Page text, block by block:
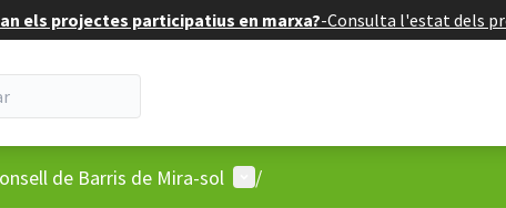
els projectes participatius en marxa?-Consulta l'estat dels
de Barris de Mira-sol Menú d'usuari
/
39